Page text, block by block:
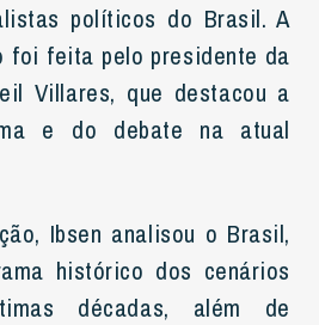
políticos do Brasil. A
foi feita pelo presidente da
Villares, que destacou a
e do debate na atual
Ibsen analisou o Brasil,
histórico dos cenários
décadas, além de